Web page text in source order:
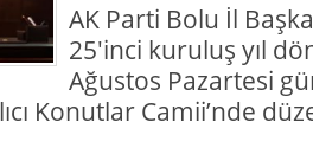
AK Parti Bolu İl
25'inci kuruluş yıl
Ağustos Pazartesi
Konutlar Camii’nde